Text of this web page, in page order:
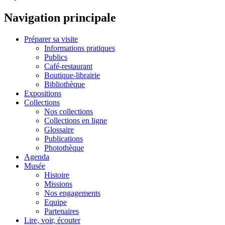
Navigation principale
Préparer sa visite
Informations pratiques
Publics
Café-restaurant
Boutique-librairie
Bibliothèque
Expositions
Collections
Nos collections
Collections en ligne
Glossaire
Publications
Photothèque
Agenda
Musée
Histoire
Missions
Nos engagements
Equipe
Partenaires
Lire, voir, écouter